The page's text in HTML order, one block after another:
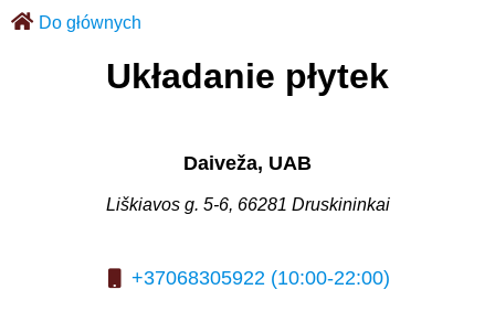
Do głównych
Układanie płytek
Daiveža, UAB
Liškiavos g. 5-6, 66281 Druskininkai
+37068305922 (10:00-22:00)